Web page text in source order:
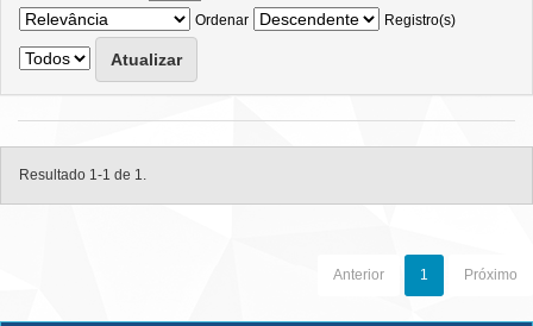
Ordenar
Registro(s)
Resultado 1-1 de 1.
Anterior 1 Próximo